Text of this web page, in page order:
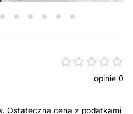
opinie 0
Ostateczna cena z podatkami